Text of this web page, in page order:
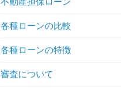
各種ローンの比較
各種ローンの特徴
審査について